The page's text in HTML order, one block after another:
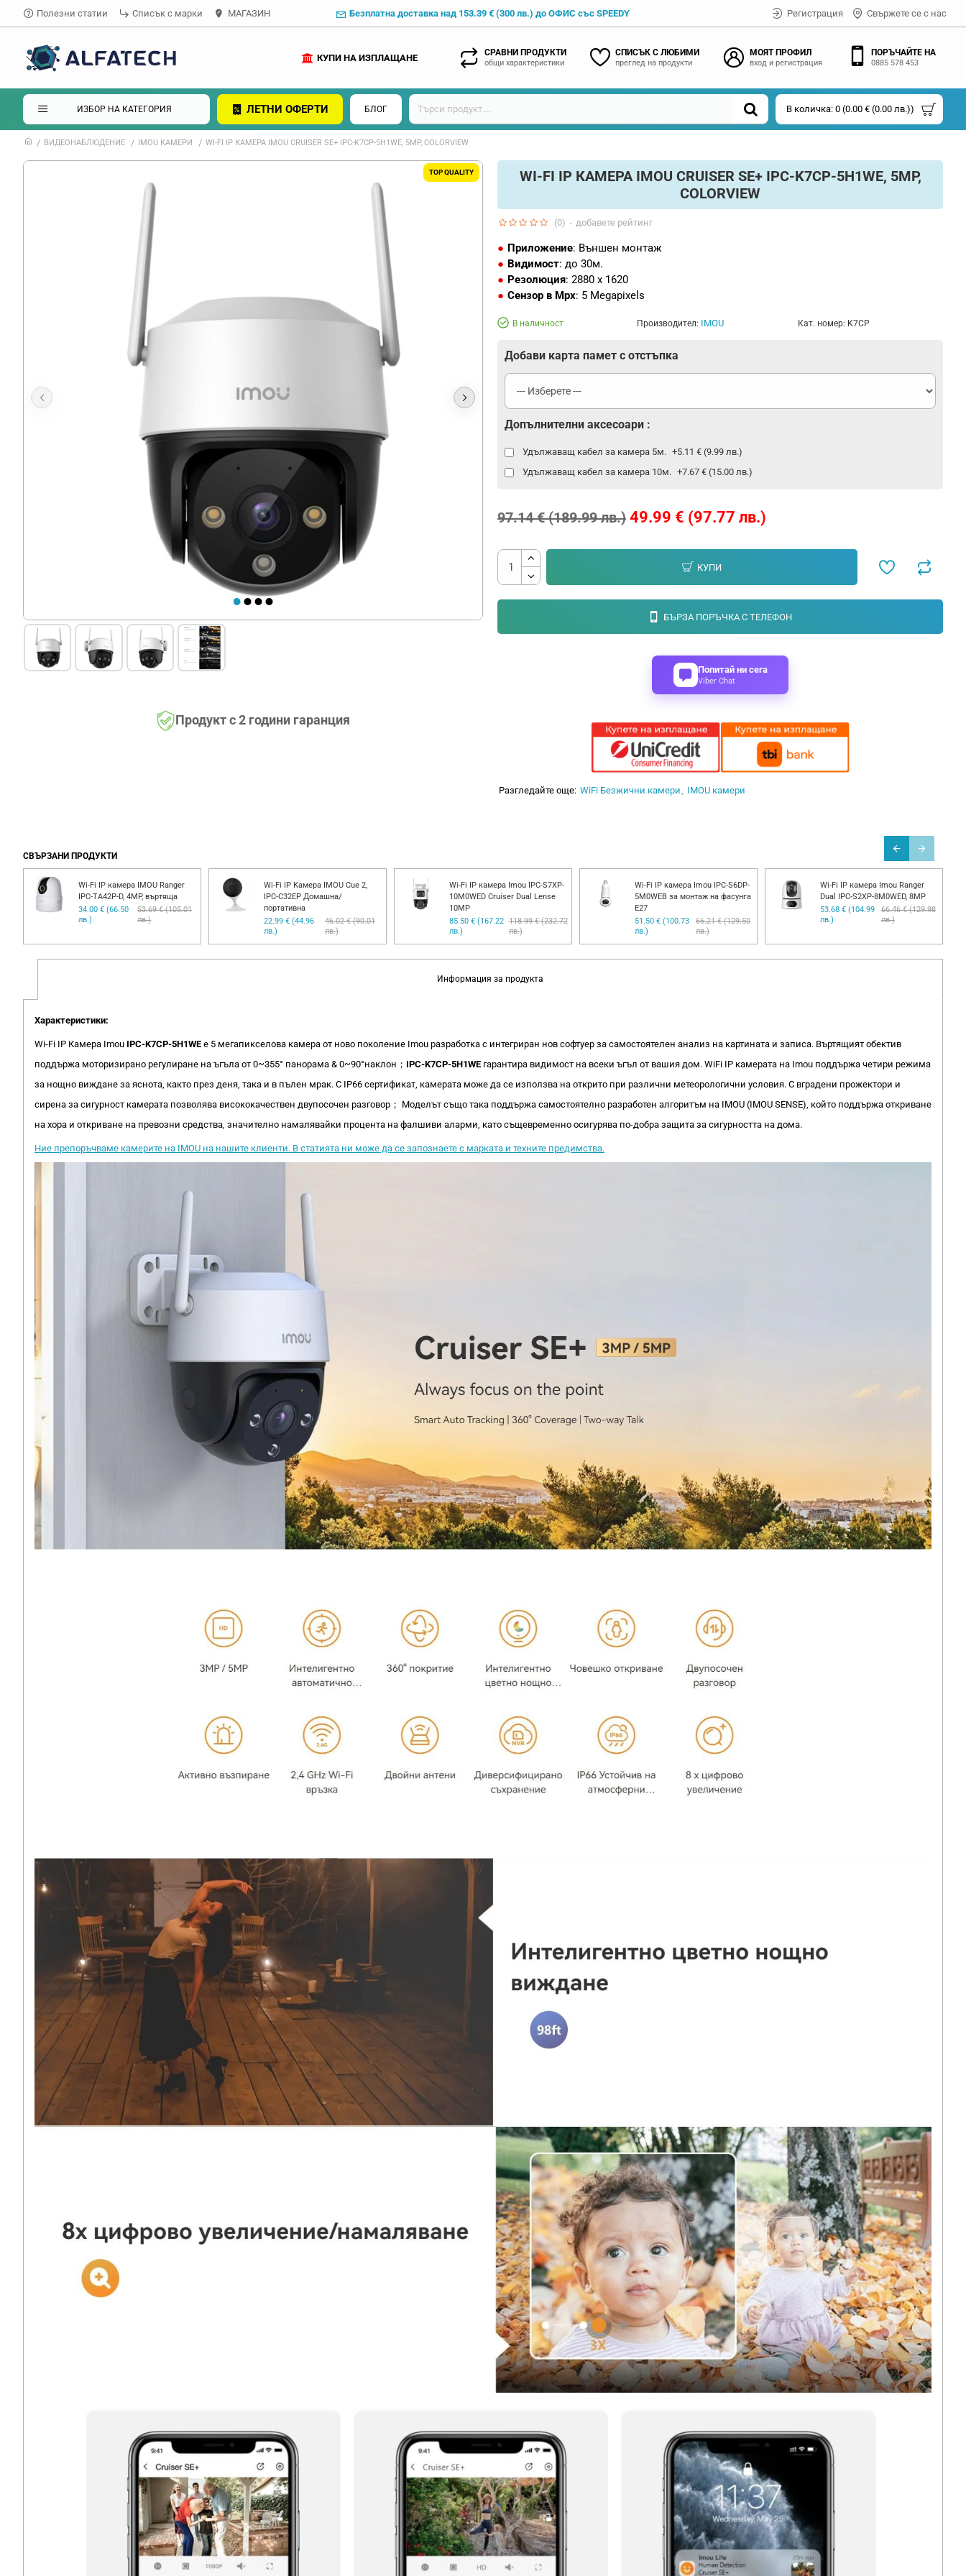
Полезни статии Списък с марки МАГАЗИН Безплатна доставка над 153.39 € (300 лв.) до ОФИС със SPEEDY Регистрация Свържете се с нас
СРАВНИ ПРОДУКТИ
общи характеристики
СПИСЪК С ЛЮБИМИ
преглед на продукти
МОЯТ ПРОФИЛ
вход и регистрация
ПОРЪЧАЙТЕ НА
0885 578 453
КУПИ НА ИЗПЛАЩАНЕ
ИЗБОР НА КАТЕГОРИЯ ЛЕТНИ ОФЕРТИ БЛОГ В количка: 0 (0.00 € (0.00 лв.))
ВИДЕОНАБЛЮДЕНИЕ IMOU КАМЕРИ WI-FI IP КАМЕРА IMOU CRUISER SE+ IPC-K7CP-5H1WE, 5MP, COLORVIEW
TOP QUALITY
Продукт с 2 години гаранция
WI-FI IP КАМЕРА IMOU CRUISER SE+ IPC-K7CP-5H1WE, 5MP,
COLORVIEW
Приложение: Външен монтаж
Видимост: до 30м.
Резолюция: 2880 x 1620
Сензор в Mpx: 5 Megapixels
В наличност Производител: IMOU Кат. номер: K7CP
(0) - добавете рейтинг
49.99 € (97.77 лв.)
97.14 € (189.99 лв.)
Добави карта памет с отстъпка
Допълнителни аксесоари :
Удължаващ кабел за камера 5м. +5.11 € (9.99 лв.)
Удължаващ кабел за камера 10м. +7.67 € (15.00 лв.)
КУПИ
БЪРЗА ПОРЪЧКА С ТЕЛЕФОН
Попитай ни сега
Viber Chat
Разгледайте още: WiFi Безжични камери IMOU камери
СВЪРЗАНИ ПРОДУКТИ
Wi-Fi IP камера IMOU Ranger
IPC-TA42P-D, 4MP, въртяща
34.00 € (66.50
лв.)
53.69 € (105.01
лв.)
Wi-Fi IP Камера IMOU Cue 2,
IPC-C32EP Домашна/
портативна
22.99 € (44.96
лв.)
46.02 € (90.01
лв.)
Wi-Fi IP камера Imou IPC-S7XP-
10M0WED Cruiser Dual Lense
10MP
85.50 € (167.22
лв.)
118.99 € (232.72
лв.)
Wi-Fi IP камера Imou IPC-S6DP-
5M0WEB за монтаж на фасунга
E27
51.50 € (100.73
лв.)
66.21 € (129.50
лв.)
Wi-Fi IP камера Imou Ranger
Dual IPC-S2XP-8M0WED, 8MP
53.68 € (104.99
лв.)
66.46 € (129.98
лв.)
Информация за продукта
Характеристики:
Wi-Fi IP Камера Imou IPC-K7CP-5H1WE е 5 мегапикселова камера от ново поколение Imou разработка с интегриран нов софтуер за самостоятелен анализ на картината и записа. Въртящият обектив
поддържа моторизирано регулиране на ъгъла от 0~355° панорама & 0~90°наклон； IPC-K7CP-5H1WE гарантира видимост на всеки ъгъл от вашия дом. WiFi IP камерата на Imou поддържа четири режима
за нощно виждане за яснота, както през деня, така и в пълен мрак. С IP66 сертификат, камерата може да се използва на открито при различни метеорологични условия. С вградени прожектори и
сирена за сигурност камерата позволява висококачествен двупосочен разговор； Моделът също така поддържа самостоятелно разработен алгоритъм на IMOU (IMOU SENSE), който поддържа откриване
на хора и откриване на превозни средства, значително намалявайки процента на фалшиви аларми, като същевременно осигурява по-добра защита за сигурността на дома.
Ние препоръчваме камерите на IMOU на нашите клиенти. В статията ни може да се запознаете с марката и техните предимства.